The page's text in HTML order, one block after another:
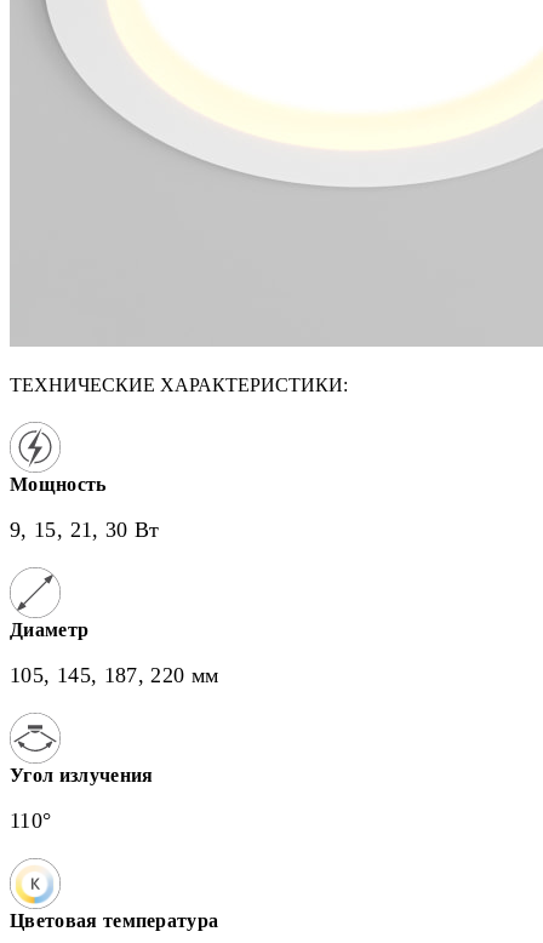
ТЕХНИЧЕСКИЕ ХАРАКТЕРИСТИКИ:
Мощность
9, 15, 21, 30 Вт
Диаметр
105, 145, 187, 220 мм
Угол излучения
110°
Цветовая температура